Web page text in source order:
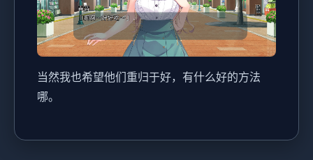
当然我也希望他们重归于好，有什么好的方法
哪。